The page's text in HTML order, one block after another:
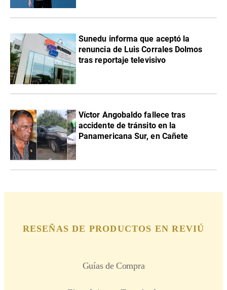
Sunedu informa que aceptó la
renuncia de Luis Corrales Dolmos
tras reportaje televisivo
Víctor Angobaldo fallece tras
accidente de tránsito en la
Panamericana Sur, en Cañete